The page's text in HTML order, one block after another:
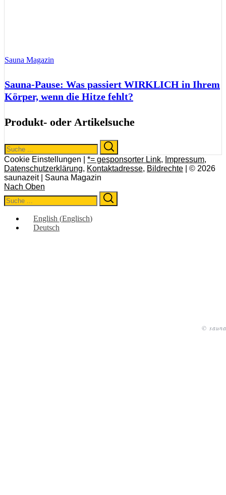
©
Sauna Magazin
Sauna-Pause: Was passiert WIRKLICH in Ihrem
Körper, wenn die Hitze fehlt?
Produkt- oder Artikelsuche
Search
for:
Cookie Einstellungen | *= gesponsorter Link, Impressum,
Datenschutzerklärung, Kontaktadresse, Bildrechte | © 2026
saunazeit | Sauna Magazin
Nach Oben
Search
for:
English (Englisch)
Deutsch